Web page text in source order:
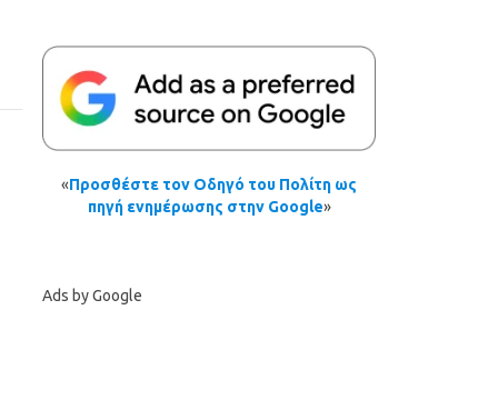
«Προσθέστε τον Οδηγό του Πολίτη ως
πηγή ενημέρωσης στην Google»
Ads by Google